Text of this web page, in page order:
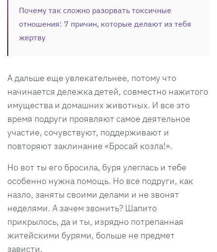
Почему так сложно разорвать токсичные
отношения: 7 причин, которые делают из тебя
жертву
А дальше еще увлекательнее, потому что
начинается дележка детей, совместно нажитого
имущества и домашних животных. И все это
время подруги проявляют самое деятельное
участие, сочувствуют, поддерживают и
повторяют заклинание «Бросай козла!».
Но вот ты его бросила, буря улеглась и тебе
особенно нужна помощь. Но все подруги, как
назло, заняты своими делами и не звонят
неделями. А зачем звонить? Шапито
прикрылось, да и ты, изрядно потрепанная
житейскими бурями, больше не предмет
зависти.